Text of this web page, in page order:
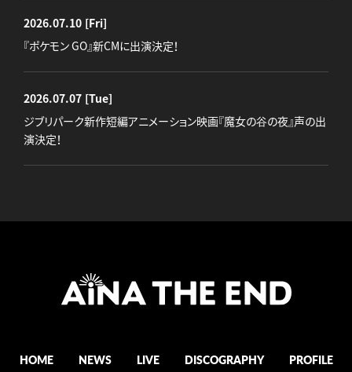
2026.07.10 [Fri]
『ポケモン GO』新CMに出演決定！
2026.07.07 [Tue]
ジブリパーク新作短編アニメーション映画『魔女の谷の夜』声の出
演決定！
HOME NEWS LIVE DISCOGRAPHY PROFILE